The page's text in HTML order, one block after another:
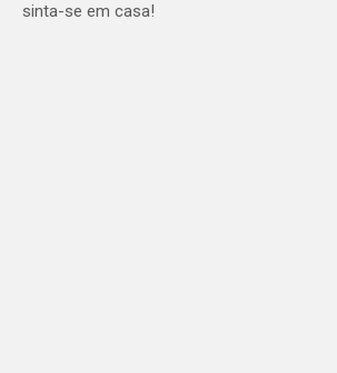
sinta-se em casa!